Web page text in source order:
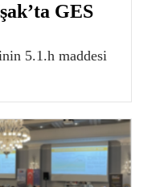
GES
5.1.h maddesi